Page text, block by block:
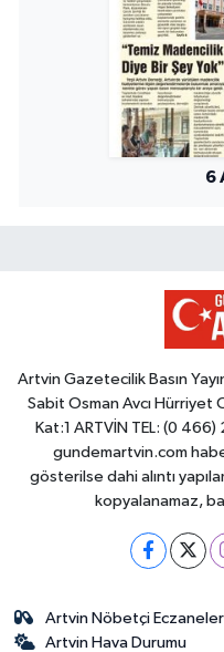
6
Artvin Gazetecilik Basın
Sabit Osman Avcı Hürriyet
Kat:1 ARTVİN TEL: (0
gundemartvin.com
gösterilse dahi alıntı
kopyalanamaz,
Artvin Nöbetçi Eczaneler
Artvin Hava Durumu